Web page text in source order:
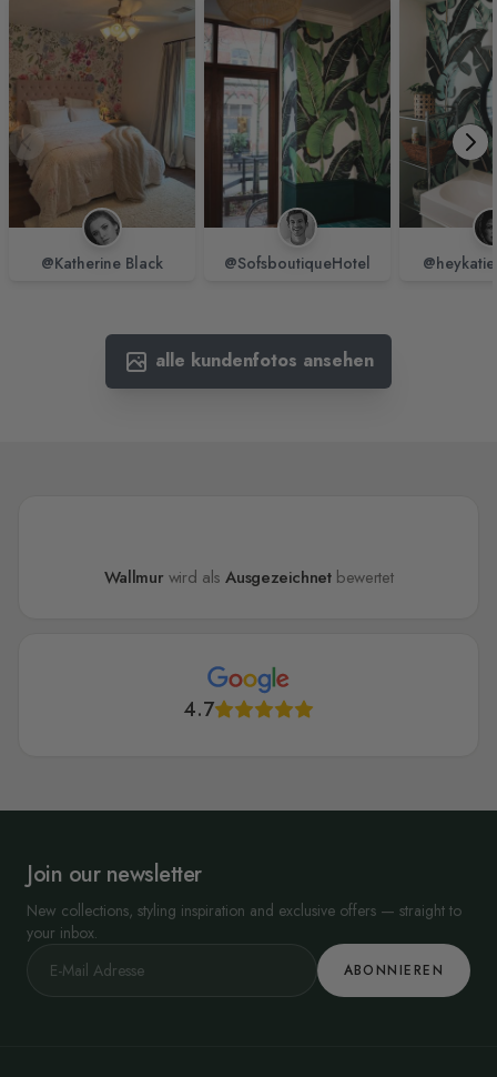
@Katherine Black @SofsboutiqueHotel
alle kundenfotos ansehen
Wallmur wird alsAusgezeichnetbewertet
4.7
Join our newsletter
New collections, styling inspiration and exclusive offers — straight to
your inbox.
ABONNIEREN